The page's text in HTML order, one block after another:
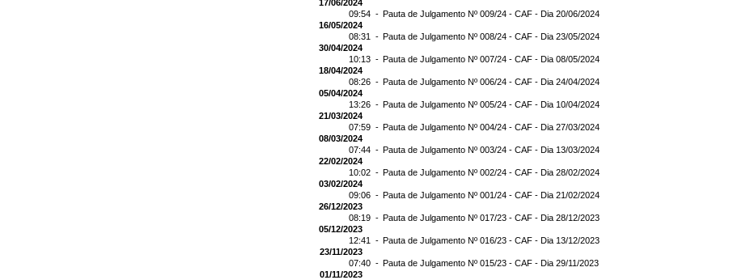
17/06/2024
09:54 - Pauta de Julgamento Nº 009/24 - CAF - Dia 20/06/2024
16/05/2024
08:31 - Pauta de Julgamento Nº 008/24 - CAF - Dia 23/05/2024
30/04/2024
10:13 - Pauta de Julgamento Nº 007/24 - CAF - Dia 08/05/2024
18/04/2024
08:26 - Pauta de Julgamento Nº 006/24 - CAF - Dia 24/04/2024
05/04/2024
13:26 - Pauta de Julgamento Nº 005/24 - CAF - Dia 10/04/2024
21/03/2024
07:59 - Pauta de Julgamento Nº 004/24 - CAF - Dia 27/03/2024
08/03/2024
07:44 - Pauta de Julgamento Nº 003/24 - CAF - Dia 13/03/2024
22/02/2024
10:02 - Pauta de Julgamento Nº 002/24 - CAF - Dia 28/02/2024
03/02/2024
09:06 - Pauta de Julgamento Nº 001/24 - CAF - Dia 21/02/2024
26/12/2023
08:19 - Pauta de Julgamento Nº 017/23 - CAF - Dia 28/12/2023
05/12/2023
12:41 - Pauta de Julgamento Nº 016/23 - CAF - Dia 13/12/2023
23/11/2023
07:40 - Pauta de Julgamento Nº 015/23 - CAF - Dia 29/11/2023
01/11/2023